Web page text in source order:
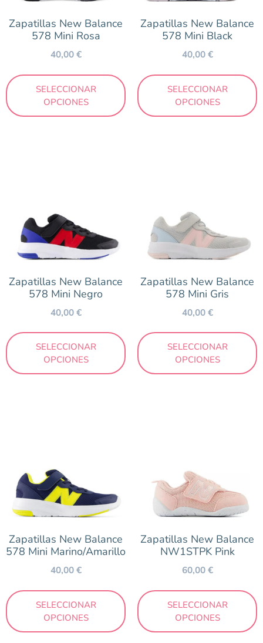
Zapatillas New Balance
578 Mini Rosa
40,00€
SELECCIONAR
OPCIONES
Zapatillas New Balance
578 Mini Black
40,00€
SELECCIONAR
OPCIONES
Zapatillas New Balance
578 Mini Negro
40,00€
SELECCIONAR
OPCIONES
Zapatillas New Balance
578 Mini Gris
40,00€
SELECCIONAR
OPCIONES
Zapatillas New Balance
578 Mini Marino/Amarillo
40,00€
SELECCIONAR
OPCIONES
Zapatillas New Balance
NW1STPK Pink
60,00€
SELECCIONAR
OPCIONES